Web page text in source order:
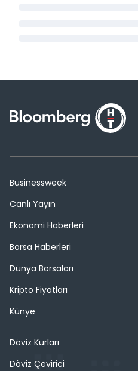
Businessweek
Canlı Yayın
Ekonomi Haberleri
Borsa Haberleri
Dünya Borsaları
Kripto Fiyatları
Künye
Döviz Kurları
Döviz Çevirici